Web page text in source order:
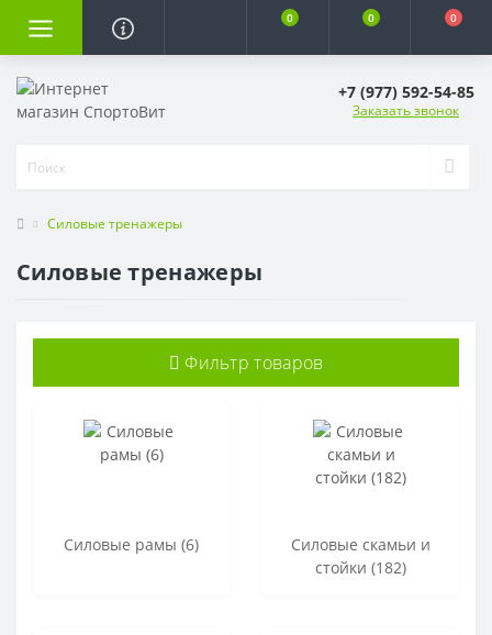
0 0 0
+7 (977) 592-54-85
Заказать звонок
Силовые тренажеры
Силовые тренажеры
Фильтр товаров
Силовые рамы (6)
Силовые скамьи и
стойки (182)